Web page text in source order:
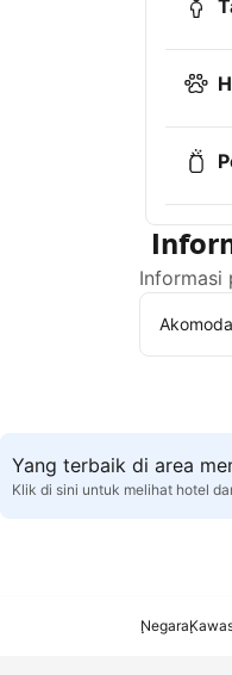
Informasi
Yang terbaik di area
Klik di sini untuk melihat hotel
Negara